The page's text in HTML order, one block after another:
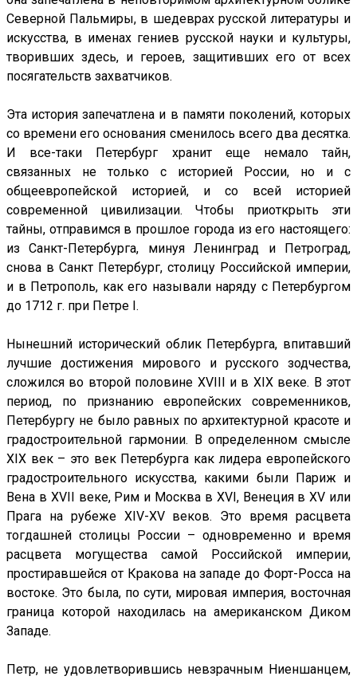
Северной Пальмиры, в шедеврах русской литературы и
искусства, в именах гениев русской науки и культуры,
творивших здесь, и героев, защитивших его от всех
посягательств захватчиков.
Эта история запечатлена и в памяти поколений, которых
со времени его основания сменилось всего два десятка.
И все-таки Петербург хранит еще немало тайн,
связанных не только с историей России, но и с
общеевропейской историей, и со всей историей
современной цивилизации. Чтобы приоткрыть эти
тайны, отправимся в прошлое города из его настоящего:
из Санкт-Петербурга, минуя Ленинград и Петроград,
снова в Санкт Петербург, столицу Российской империи,
и в Петрополь, как его называли наряду с Петербургом
до 1712 г. при Петре I.
Нынешний исторический облик Петербурга, впитавший
лучшие достижения мирового и русского зодчества,
сложился во второй половине XVIII и в XIX веке. В этот
период, по признанию европейских современников,
Петербургу не было равных по архитектурной красоте и
градостроительной гармонии. В определенном смысле
XIX век – это век Петербурга как лидера европейского
градостроительного искусства, какими были Париж и
Вена в XVII веке, Рим и Москва в XVI, Венеция в XV или
Прага на рубеже XIV-XV веков. Это время расцвета
тогдашней столицы России – одновременно и время
расцвета могущества самой Российской империи,
простиравшейся от Кракова на западе до Форт-Росса на
востоке. Это была, по сути, мировая империя, восточная
граница которой находилась на американском Диком
Западе.
Петр, не удовлетворившись невзрачным Ниеншанцем,